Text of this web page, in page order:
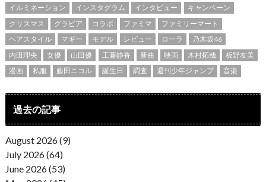
イルミネーション
インスタグラム インタビュー
キャンペーン
クリスマス
グラビア コラボ ファミマ
ファミリーマート
ヘアスタイル
マギー モデル レビュー ローラ
乃木坂46
内田理央
女優 山田優 工藤静香 新曲 映画 木村拓哉
板野友美
漫画
私服 藤田ニコル 誕生日 調査 週刊少年ジャンプ 音楽
過去の記事
August 2026 (9)
July 2026 (64)
June 2026 (53)